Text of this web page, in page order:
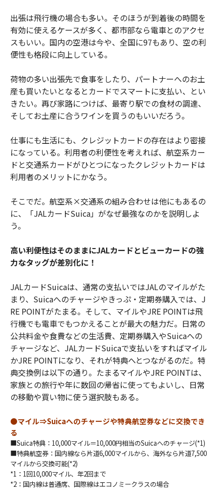
出張は飛行機の場合も多い。そのほうが到着後の時間を
有効に使えるケースが多く、都市部なら電車とのアクセ
スもいい。国内の空港は今や、全国に97もあり、空の利
便性も格段に向上している。
荷物の多い出張先で食事をしたり、パートナーへのお土
産も買いたいとなるとカードでスマートに支払い、とい
きたい。再び家路につけば、最寄り駅での食材の調達、
そしてお土産に合うワインを買うのもいいだろう。
仕事にも生活にも、クレジットカードの存在はより密接
になっている。利用者の利便性を考えれば、航空系カー
ドと交通系カードがひとつになったクレジットカードは
利用者のメリットにかなう。
そこでだ。航空系×交通系の組み合わせは他にもあるの
に、「JALカードSuica」がなぜ最強なのかを説明しよ
う。
高い利便性はそのままにJALカードとビューカードの強
力なタッグが差別化に！
JALカードSuicaは、通常の支払いではJALのマイルがた
まり、Suicaへのチャージやきっぷ・定期券購入では、J
RE POINTがたまる。そして、マイルやJRE POINTは飛
行機でも電車でもつかえることが最大の魅力だ。日常の
公共料金や食費などの生活費、定期券購入やSuicaへの
チャージなど、JALカードSuicaで支払いをすればマイル
かJRE POINTになり、それが特典へとつながるのだ。特
典交換例は以下の通り。たまるマイルやJRE POINTは、
家族との旅行や年に数回の帰省に使ってもよいし、日常
の移動や買い物に使う選択肢もある。
●マイル⇒Suicaへのチャージや特典航空券などに交換でき
る
■Suica特典：10,000マイル＝10,000円相当のSuicaへのチャージ(*1)
■特典航空券：国内線なら片道6,000マイルから、海外なら片道7,500
マイルから交換可能(*2)
*1：1回10,000マイル、年2回まで
*2：国内線は普通席、国際線はエコノミークラスの場合